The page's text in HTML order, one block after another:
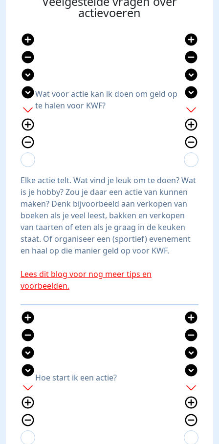
actievoeren
add_circle
remove_circle
expand_circle_down
expand_circle_down
add
add_circle_outline
remove_circle_outline
expand_more
expand_less
Wat voor actie kan ik doen om geld op
te halen voor KWF?
add_circle
remove_circle
expand_circle_down
expand_circle_down
add
add_circle_outline
remove_circle_outline
expand_more
expand_less
Elke actie telt. Wat vind je leuk om te doen? Wat
is je hobby? Zou je daar een actie van kunnen
maken? Denk bijvoorbeeld aan verkopen van
boeken als je veel leest, bakken en verkopen
van taarten of eten als je graag in de keuken
staat. Of organiseer een (sportief) evenement
en haal op die manier geld op voor KWF.
Lees dit blog voor nog meer tips en
voorbeelden.
add_circle
remove_circle
expand_circle_down
expand_circle_down
add
add_circle_outline
remove_circle_outline
expand_more
expand_less
Hoe start ik een actie?
add_circle
remove_circle
expand_circle_down
expand_circle_down
add
add_circle_outline
remove_circle_outline
expand_more
expand_less